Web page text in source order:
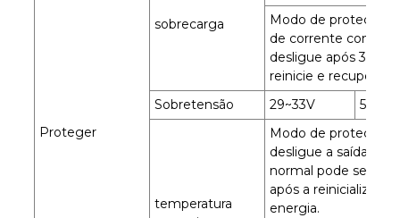
Proteger
sobrecarga
Modo de proteção:
de corrente
desligue após 3
reinicie e recupere
Sobretensão
29~33V 56 ~
temperatura
Modo de proteção:
desligue a saída e a
normal pode ser
após a
energia.